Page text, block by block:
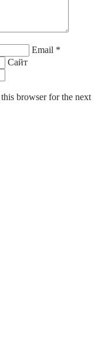
Email *
Сайт
browser for the next